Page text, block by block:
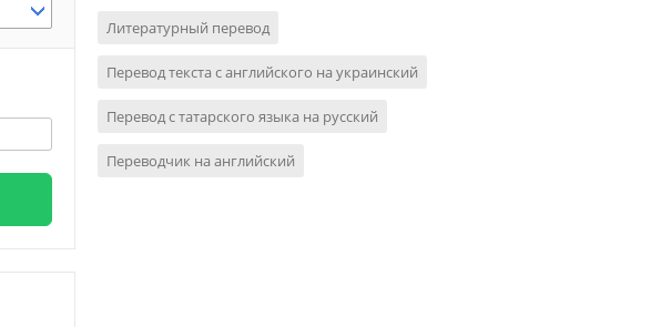
Литературный перевод
Перевод текста с английского на украинский
Перевод с татарского языка на русский
Переводчик на английский